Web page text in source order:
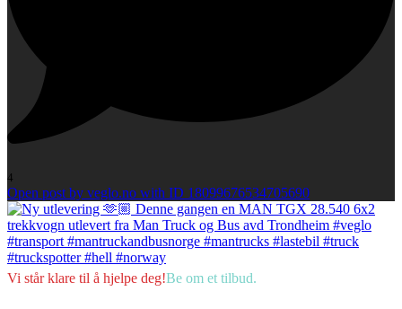
4
Open post by veglo.no with ID 18099676534705690
Vi står klare til å hjelpe deg!Be om et tilbud.